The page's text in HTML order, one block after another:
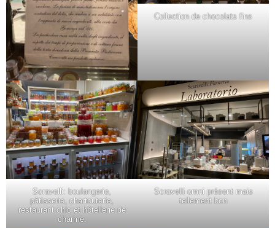
Collection de chocolats fins
Scravelli: boulangerie,
pâtisserie, chartcuterie,
restaurant chic et hôtellerie de
charme.
Scravelli omni présent mais
tellement bon